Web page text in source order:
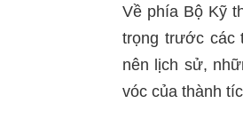
Về phía Bộ Kỹ
trọng trước các
nên lịch sử,
vóc của thành